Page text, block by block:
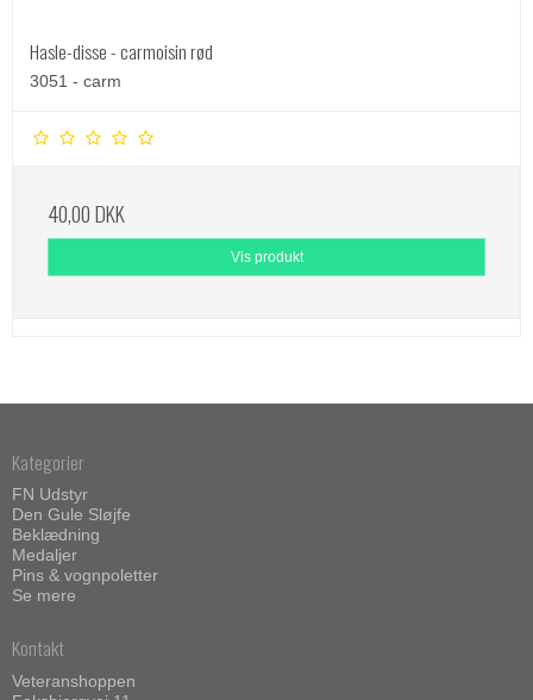
Hasle-disse - carmoisin rød
3051 - carm
40,00 DKK
Vis produkt
Kategorier
FN Udstyr
Den Gule Sløjfe
Beklædning
Medaljer
Pins & vognpoletter
Se mere
Kontakt
Veteranshoppen